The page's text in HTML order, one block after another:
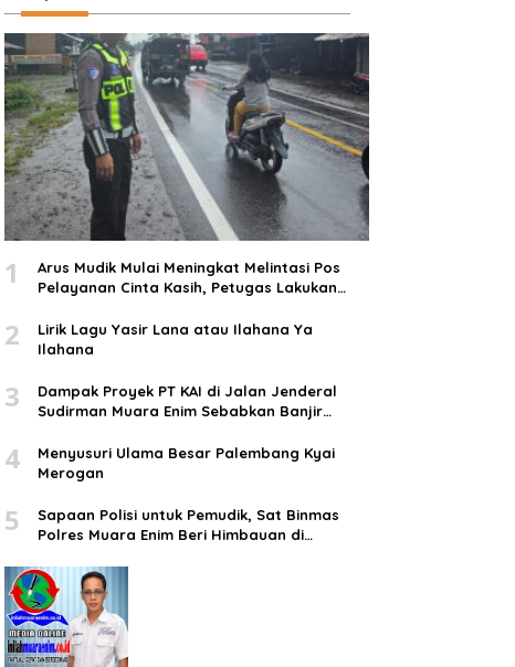
1
Arus Mudik Mulai Meningkat Melintasi Pos
Pelayanan Cinta Kasih, Petugas Lakukan
2
Lirik Lagu Yasir Lana atau Ilahana Ya
Ilahana
3
Dampak Proyek PT KAI di Jalan Jenderal
Sudirman Muara Enim Sebabkan Banjir
4
Menyusuri Ulama Besar Palembang Kyai
Merogan
5
Sapaan Polisi untuk Pemudik, Sat Binmas
Polres Muara Enim Beri Himbauan di